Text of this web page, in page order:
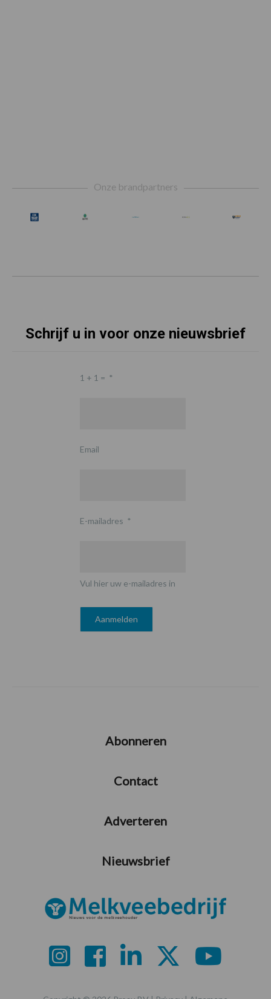
Onze brandpartners
Schrijf u in voor onze nieuwsbrief
1 + 1 = *
Email
E-mailadres *
Vul hier uw e-mailadres in
Abonneren
Contact
Adverteren
Nieuwsbrief